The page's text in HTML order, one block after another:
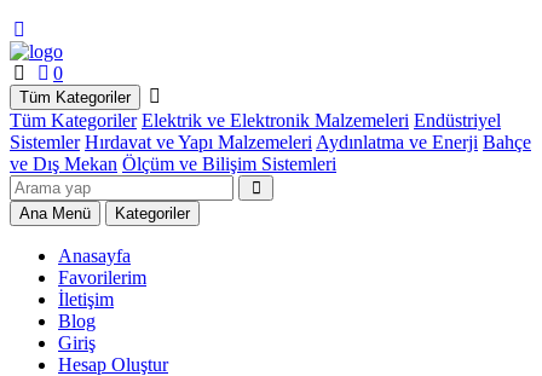
0
Tüm Kategoriler
Tüm Kategoriler Elektrik ve Elektronik Malzemeleri Endüstriyel
Sistemler Hırdavat ve Yapı Malzemeleri Aydınlatma ve Enerji Bahçe
ve Dış Mekan Ölçüm ve Bilişim Sistemleri
Ana Menü Kategoriler
Anasayfa
Favorilerim
İletişim
Blog
Giriş
Hesap Oluştur